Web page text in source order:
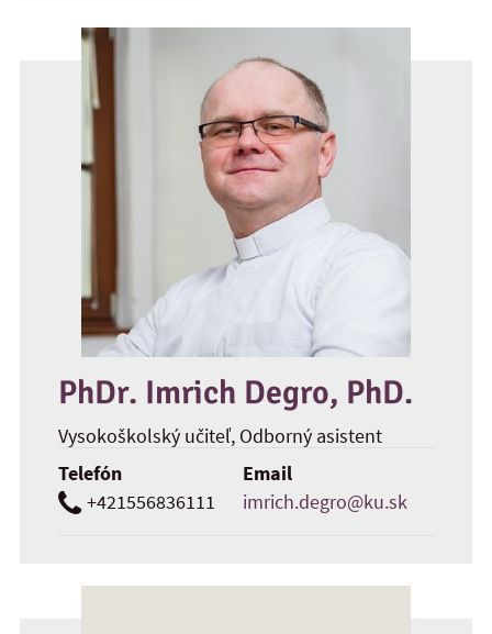
PhDr. Imrich Degro, PhD.
Vysokoškolský učiteľ, Odborný asistent
Telefón
+421556836111
Email
imrich.degro@ku.sk